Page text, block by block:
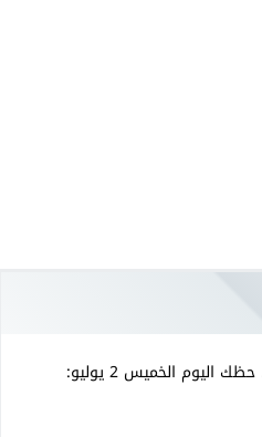
برج الثور.. حظك اليوم الخميس 2 يوليو: